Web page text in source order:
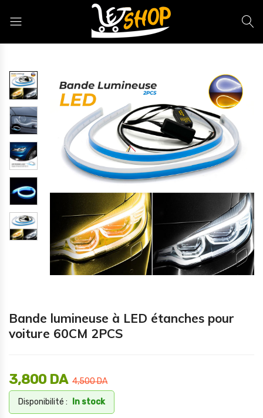
Bande lumineuse à LED étanches pour
voiture 60CM 2PCS
4,500DA
3,800 DA
Disponibilité : In stock